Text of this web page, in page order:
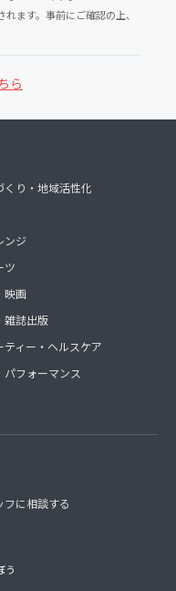
れます。事前にご確認の上、
ら
くり・地域活性化
ンジ
ツ
映画
雑誌出版
ティー・ヘルスケア
パフォーマンス
フに相談する
う